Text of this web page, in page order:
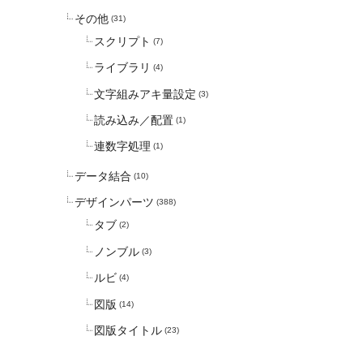
その他 (31)
スクリプト (7)
ライブラリ (4)
文字組みアキ量設定 (3)
読み込み／配置 (1)
連数字処理 (1)
データ結合 (10)
デザインパーツ (388)
タブ (2)
ノンブル (3)
ルビ (4)
図版 (14)
図版タイトル (23)